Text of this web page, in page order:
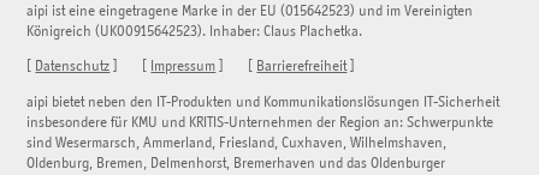
aipi ist eine eingetragene Marke in der EU (015642523) und im Vereinigten
Königreich (UK00915642523). Inhaber: Claus Plachetka.
Datenschutz Impressum Barrierefreiheit]
aipi bietet neben den IT-Produkten und Kommunikationslösungen IT-Sicherheit
insbesondere für KMU und KRITIS-Unternehmen der Region an: Schwerpunkte
sind Wesermarsch, Ammerland, Friesland, Cuxhaven, Wilhelmshaven,
Oldenburg, Bremen, Delmenhorst, Bremerhaven und das Oldenburger